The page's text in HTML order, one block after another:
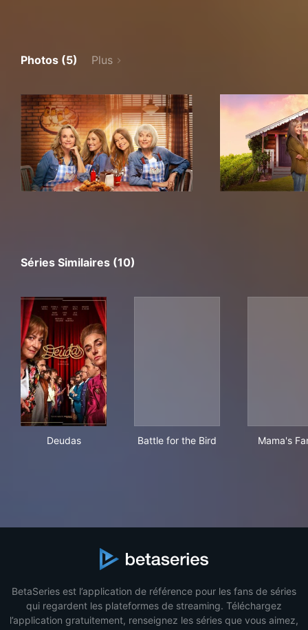
Photos (5) Plus
Séries Similaires (10)
Deudas Battle for the Bird Mama's
BetaSeries est l’application de référence pour les fans de séries
qui regardent les plateformes de streaming. Téléchargez
l’application gratuitement, renseignez les séries que vous aimez,